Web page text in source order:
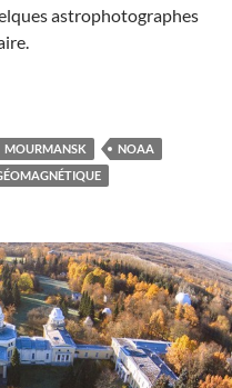
astrophotographes
aurores polaires se déploient
MOURMANSK
NOAA